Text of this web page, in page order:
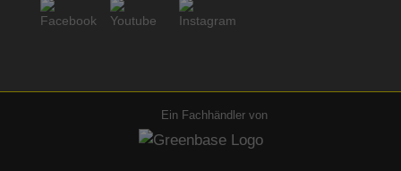
Ein Fachhändler von